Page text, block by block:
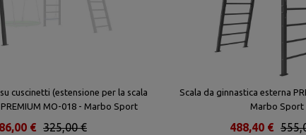
cuscinetti (estensione per la scala
MO-018 - Marbo Sport
325,00 €
€
Scala da ginnastica esterna
Marbo Sport
488,40 €